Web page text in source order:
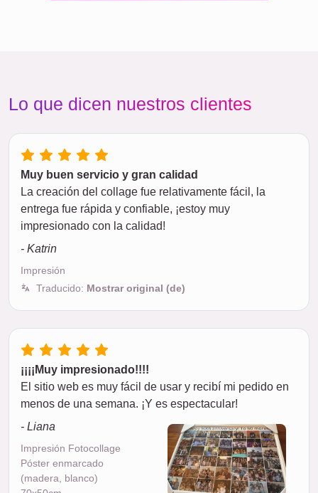
Lo que dicen nuestros clientes
Muy buen servicio y gran calidad
La creación del collage fue relativamente fácil, la
entrega fue rápida y confiable, ¡estoy muy
impresionado con la calidad!
- Katrin
Impresión
Traducido: Mostrar original (de)
¡¡¡¡Muy impresionado!!!!
El sitio web es muy fácil de usar y recibí mi pedido en
menos de una semana. ¡Y es espectacular!
- Liana
Impresión Fotocollage
Póster enmarcado
(madera, blanco)